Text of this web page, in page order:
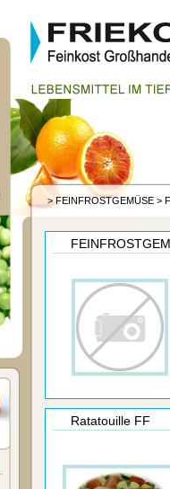
>FEINFROSTGEMÜSE >
Ratatouille FF